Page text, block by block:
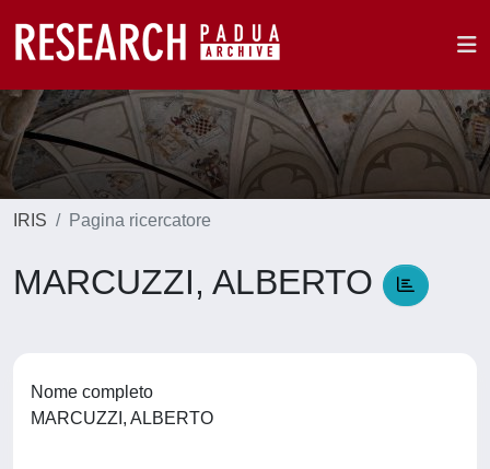
IRIS Pagina ricercatore
MARCUZZI, ALBERTO
Nome completo
MARCUZZI, ALBERTO